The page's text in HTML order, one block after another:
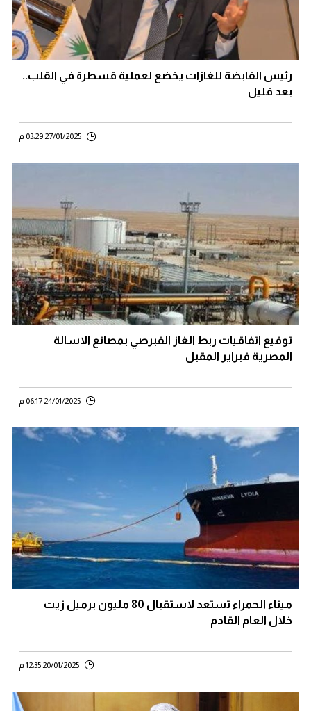
رئيس القابضة للغازات يخضع لعملية قسطرة في القلب..
بعد قليل
27/01/2025 03:29 م
توقيع اتفاقيات ربط الغاز القبرصي بمصانع الاسالة
المصرية فبراير المقبل
24/01/2025 06:17 م
ميناء الحمراء تستعد لاستقبال 80 مليون برميل زيت
خلال العام القادم
20/01/2025 12:35 م